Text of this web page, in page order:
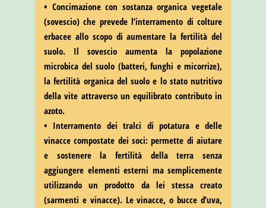
• Concimazione con sostanza organica vegetale
(sovescio) che prevede l’interramento di colture
erbacee allo scopo di aumentare la fertilità del
suolo. Il sovescio aumenta la popolazione
microbica del suolo (batteri, funghi e micorrize),
la fertilità organica del suolo e lo stato nutritivo
della vite attraverso un equilibrato contributo in
azoto.
• Interramento dei tralci di potatura e delle
vinacce compostate dei soci: permette di aiutare
e sostenere la fertilità della terra senza
aggiungere elementi esterni ma semplicemente
utilizzando un prodotto da lei stessa creato
(sarmenti e vinacce). Le vinacce, o bucce d’uva,